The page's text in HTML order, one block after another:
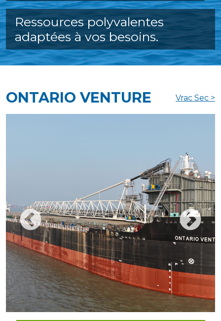
Ressources polyvalentes
adaptées à vos besoins.
ONTARIO VENTURE Vrac Sec >